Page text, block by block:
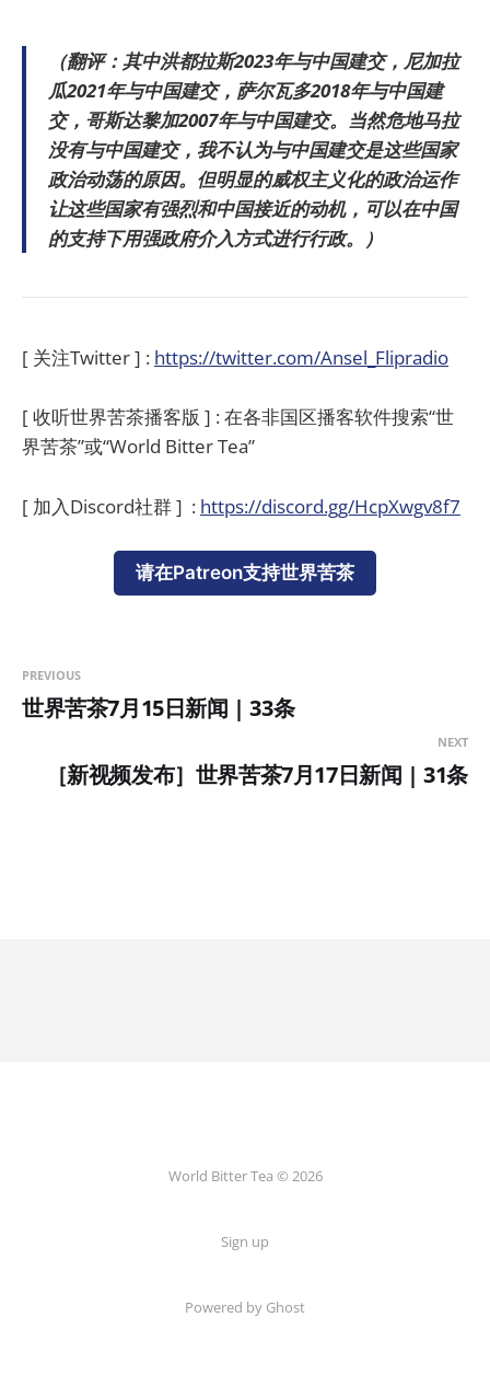
（翻评：其中洪都拉斯2023年与中国建交，尼加拉
瓜2021年与中国建交，萨尔瓦多2018年与中国建
交，哥斯达黎加2007年与中国建交。当然危地马拉
没有与中国建交，我不认为与中国建交是这些国家
政治动荡的原因。但明显的威权主义化的政治运作
让这些国家有强烈和中国接近的动机，可以在中国
的支持下用强政府介入方式进行行政。）
[ 关注Twitter ] : https://twitter.com/Ansel_Flipradio
[ 收听世界苦茶播客版 ] : 在各非国区播客软件搜索“世
界苦茶”或“World Bitter Tea”
[ 加入Discord社群 ] : https://discord.gg/HcpXwgv8f7
请在Patreon支持世界苦茶
PREVIOUS
世界苦茶7月15日新闻 | 33条
NEXT
［新视频发布］世界苦茶7月17日新闻 | 31条
World Bitter Tea © 2026
Sign up
Powered by Ghost